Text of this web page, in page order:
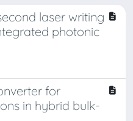
laser writing
photonic
for
in hybrid bulk-